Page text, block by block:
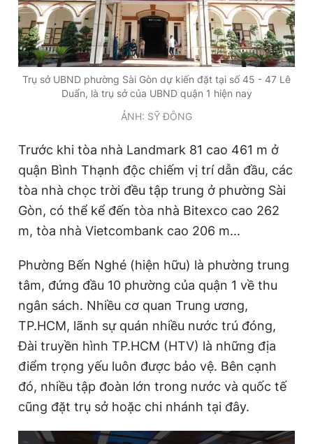
Trụ sở UBND phường Sài Gòn dự kiến đặt tại số 45 - 47 Lê
Duẩn, là trụ sở của UBND quận 1 hiện nay
ẢNH: SỸ ĐÔNG
Trước khi tòa nhà Landmark 81 cao 461 m ở
quận Bình Thạnh độc chiếm vị trí dẫn đầu, các
tòa nhà chọc trời đều tập trung ở phường Sài
Gòn, có thể kể đến tòa nhà Bitexco cao 262
m, tòa nhà Vietcombank cao 206 m...
Phường Bến Nghé (hiện hữu) là phường trung
tâm, đứng đầu 10 phường của quận 1 về thu
ngân sách. Nhiều cơ quan Trung ương,
TP.HCM, lãnh sự quán nhiều nước trú đóng,
Đài truyền hình TP.HCM (HTV) là những địa
điểm trọng yếu luôn được bảo vệ. Bên cạnh
đó, nhiều tập đoàn lớn trong nước và quốc tế
cũng đặt trụ sở hoặc chi nhánh tại đây.